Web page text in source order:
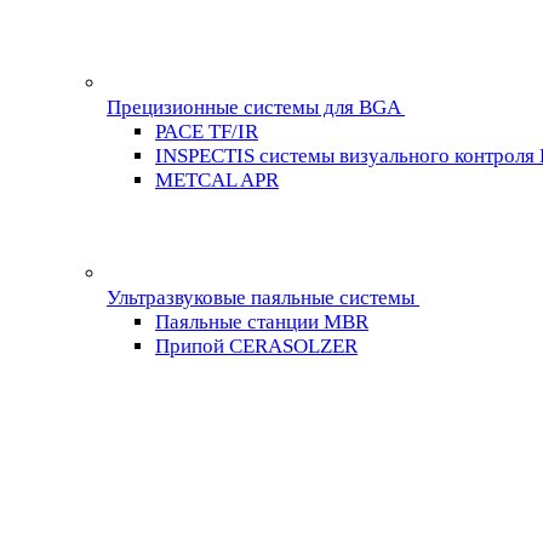
Прецизионные системы для BGA
PACE TF/IR
INSPECTIS системы визуального контроля
METCAL APR
Ультразвуковые паяльные системы
Паяльные станции MBR
Припой CERASOLZER